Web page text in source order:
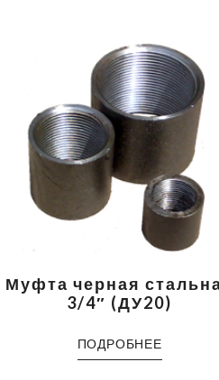
Муфта черная
3/4″ (ДУ20)
ПОДРОБНЕЕ